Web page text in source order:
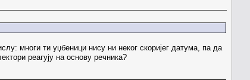
многи ти уџбеници нису ни неког скоријег датума, па да
реагују на основу речника?